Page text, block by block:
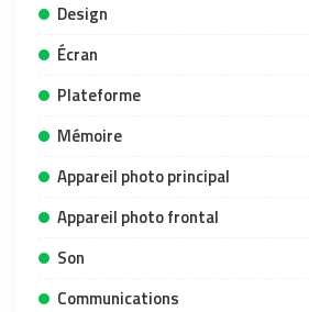
Design
Écran
Plateforme
Mémoire
Appareil photo principal
Appareil photo frontal
Son
Communications